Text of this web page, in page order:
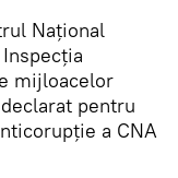
Național
mijloacelor
pentru
a CNA